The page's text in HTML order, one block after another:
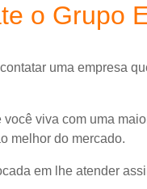
o Grupo
uma empresa
viva com uma
melhor do mercado.
em lhe atender